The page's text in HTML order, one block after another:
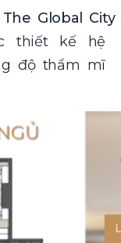
Global City
thiết kế hệ
độ thẩm mĩ